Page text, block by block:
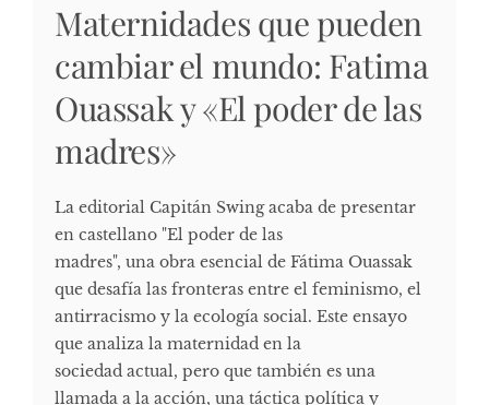
Maternidades que pueden
cambiar el mundo: Fatima
Ouassak y «El poder de las
madres»
La editorial Capitán Swing acaba de presentar
en castellano "El poder de las
madres", una obra esencial de Fátima Ouassak
que desafía las fronteras entre el feminismo, el
antirracismo y la ecología social. Este ensayo
que analiza la maternidad en la
sociedad actual, pero que también es una
llamada a la acción, una táctica política y